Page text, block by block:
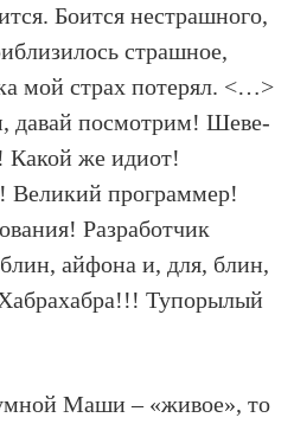
Боится нестрашного,
страшное,
мой страх потерял. <…>
давай посмотрим! Шеве-
Какой же идиот!
Великий программер!
Разработчик
айфона и, для, блин,
Тупорылый
Маши – «живое», то